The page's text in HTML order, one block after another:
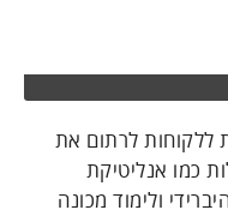
לרתום את
כמו אנליטיקת
ולימוד מכונה